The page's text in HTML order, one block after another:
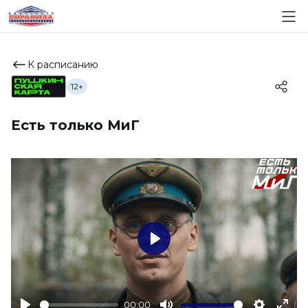
К расписанию
Есть только МиГ
12+
00:00
Play